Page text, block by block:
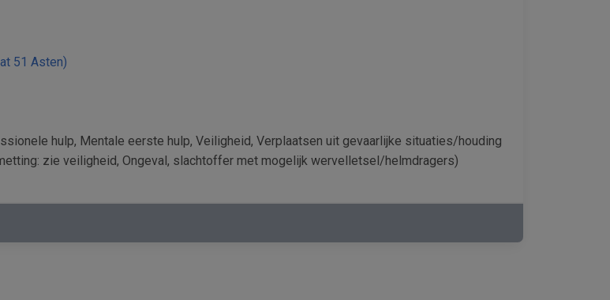
51 Asten)
hulp, Mentale eerste hulp, Veiligheid, Verplaatsen uit gevaarlijke situaties/houding
zie veiligheid, Ongeval, slachtoffer met mogelijk wervelletsel/helmdragers)